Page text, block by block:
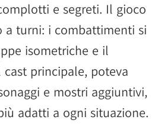
e segreti. Il gioco
a turni: i combattimenti si
isometriche e il
principale, poteva
e mostri aggiuntivi,
adatti a ogni situazione.